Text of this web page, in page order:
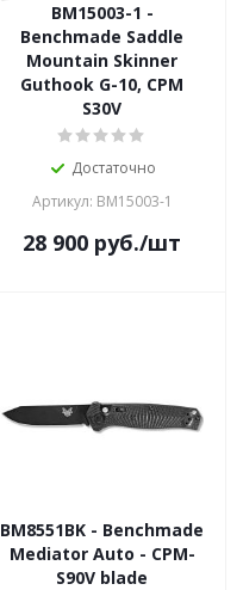
BM15003-1 -
Benchmade Saddle
Mountain Skinner
Guthook G-10, CPM
S30V
Достаточно
Артикул: BM15003-1
28 900 руб./шт
BM8551BK - Benchmade
Mediator Auto - CPM-
S90V blade